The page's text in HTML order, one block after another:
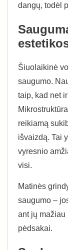
dangų, todėl
Šiuolaikinė
saugumo.
taip, kad net
reikiamą
išvaizdą. Tai
vyresnio
visi.
Matinės
saugumo –
ant jų mažiau
pėdsakai.